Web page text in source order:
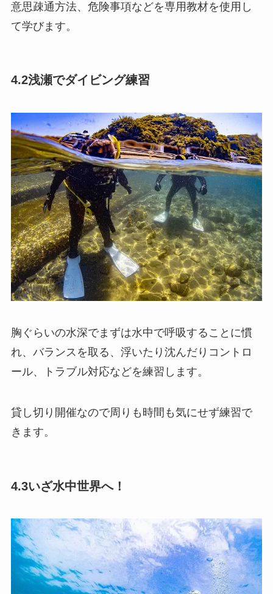
意思疎通方法、危険事項などを専用教材を使用し
て学びます。
4.2浅瀬でダイビング練習
胸ぐらいの水深でまずは水中で呼吸することに慣
れ、バランスを取る、浮いたり沈んだりコントロ
ール、トラブル対応などを練習します。
貸し切り開催なので周りも時間も気にせず練習で
きます。
4.3いざ水中世界へ！